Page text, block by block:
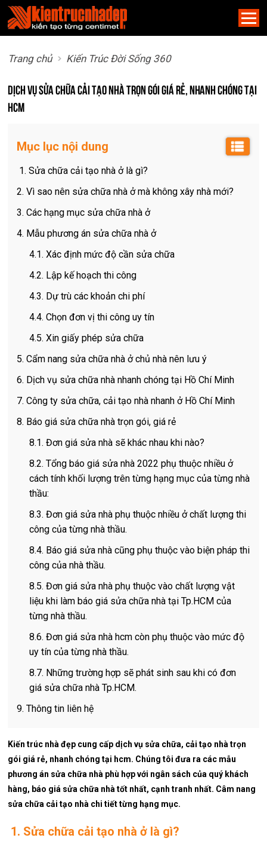
Trang chủ Kiến Trúc Đời Sống 360
Dịch vụ sửa chữa cải tạo nhà trọn gói giá rẻ, nhanh chóng tại
HCM
Mục lục nội dung
1. Sửa chữa cải tạo nhà ở là gì?
2. Vì sao nên sửa chữa nhà ở mà không xây nhà mới?
3. Các hạng mục sửa chữa nhà ở
4. Mẫu phương án sửa chữa nhà ở
4.1. Xác định mức độ cần sửa chữa
4.2. Lập kế hoạch thi công
4.3. Dự trù các khoản chi phí
4.4. Chọn đơn vị thi công uy tín
4.5. Xin giấy phép sửa chữa
5. Cẩm nang sửa chữa nhà ở chủ nhà nên lưu ý
6. Dịch vụ sửa chữa nhà nhanh chóng tại Hồ Chí Minh
7. Công ty sửa chữa, cải tạo nhà nhanh ở Hồ Chí Minh
8. Báo giá sửa chữa nhà trọn gói, giá rẻ
8.1. Đơn giá sửa nhà sẽ khác nhau khi nào?
8.2. Tổng báo giá sửa nhà 2022 phụ thuộc nhiều ở
cách tính khối lượng trên từng hạng mục của từng nhà
thầu:
8.3. Đơn giá sửa nhà phụ thuộc nhiều ở chất lượng thi
công của từng nhà thầu.
8.4. Báo giá sửa nhà cũng phụ thuộc vào biện pháp thi
công của nhà thầu.
8.5. Đơn giá sửa nhà phụ thuộc vào chất lượng vật
liệu khi làm báo giá sửa chữa nhà tại Tp.HCM của
từng nhà thầu.
8.6. Đơn giá sửa nhà hcm còn phụ thuộc vào mức độ
uy tín của từng nhà thầu.
8.7. Những trường hợp sẽ phát sinh sau khi có đơn
giá sửa chữa nhà Tp.HCM.
9. Thông tin liên hệ
Kiến trúc nhà đẹp cung cấp dịch vụ sửa chữa, cải tạo nhà trọn
gói giá rẻ, nhanh chóng tại hcm. Chúng tôi đưa ra các mẫu
phương án sửa chữa nhà phù hợp với ngân sách của quý khách
hàng, báo giá sửa chữa nhà tốt nhất, cạnh tranh nhất. Câm nang
sửa chữa cải tạo nhà chi tiết từng hạng mục.
1. Sửa chữa cải tạo nhà ở là gì?